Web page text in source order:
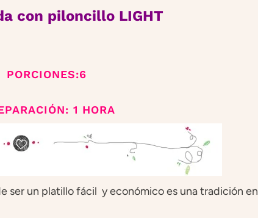
con piloncillo LIGHT
PORCIONES:6
1 HORA
ser un platillo fácil y económico es una tradición en